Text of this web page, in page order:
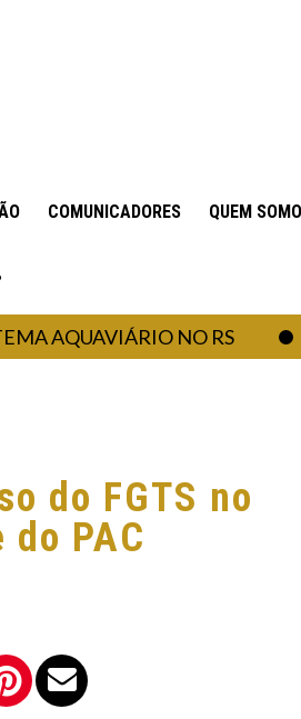
COMUNICADORES QUEM
NO RS
do FGTS no
PAC